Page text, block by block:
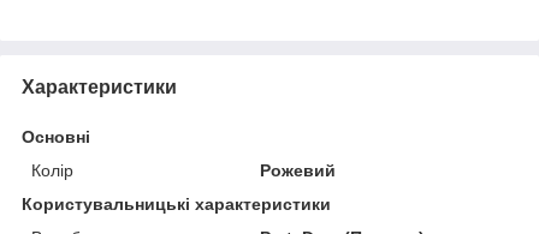
Характеристики
Основні
Колір
Рожевий
Користувальницькі характеристики